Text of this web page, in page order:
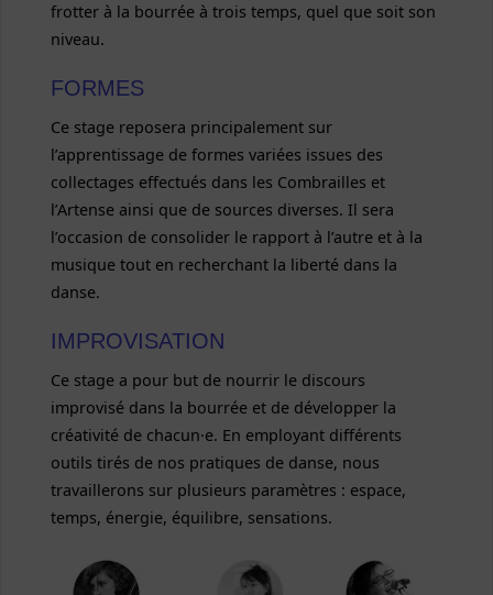
frotter à la bourrée à trois temps, quel que soit son
niveau.
FORMES
Ce stage reposera principalement sur
l’apprentissage de formes variées issues des
collectages effectués dans les Combrailles et
l’Artense ainsi que de sources diverses. Il sera
l’occasion de consolider le rapport à l’autre et à la
musique tout en recherchant la liberté dans la
danse.
IMPROVISATION
Ce stage a pour but de nourrir le discours
improvisé dans la bourrée et de développer la
créativité de chacun·e. En employant différents
outils tirés de nos pratiques de danse, nous
travaillerons sur plusieurs paramètres : espace,
temps, énergie, équilibre, sensations.